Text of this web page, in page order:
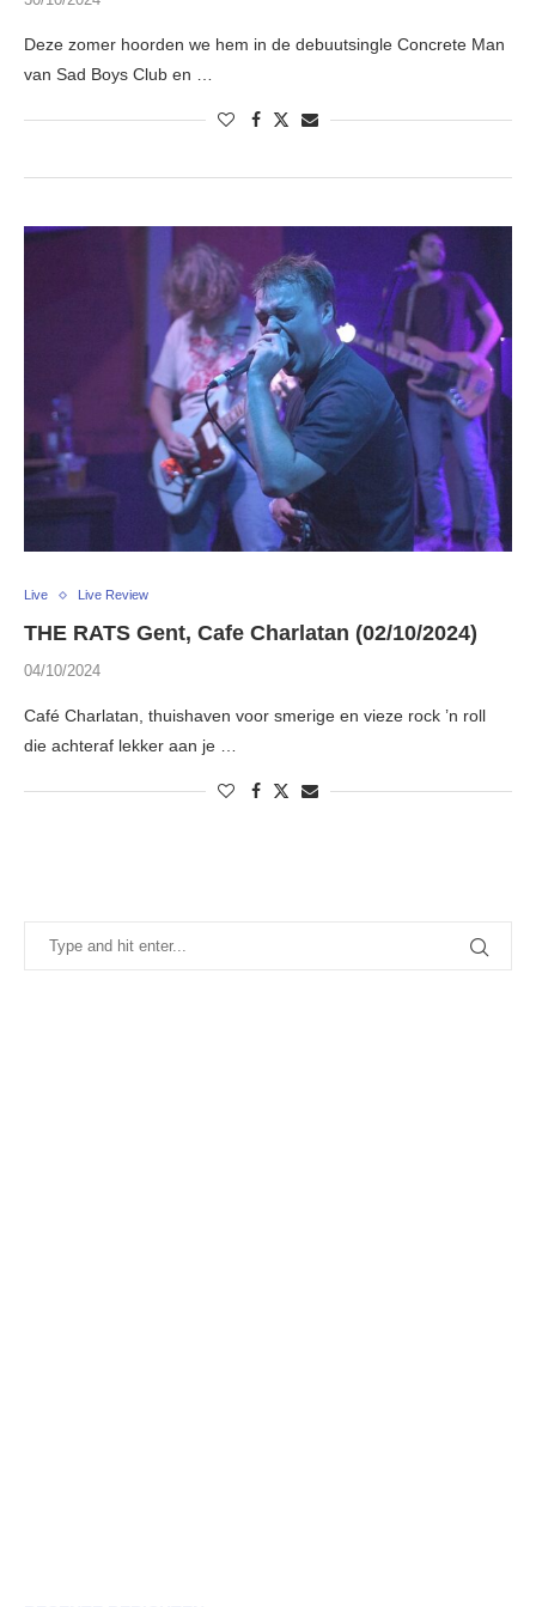
Deze zomer hoorden we hem in de debuutsingle Concrete Man
van Sad Boys Club en …
Live Live Review
THE RATS Gent, Cafe Charlatan (02/10/2024)
04/10/2024
Café Charlatan, thuishaven voor smerige en vieze rock ’n roll
die achteraf lekker aan je …